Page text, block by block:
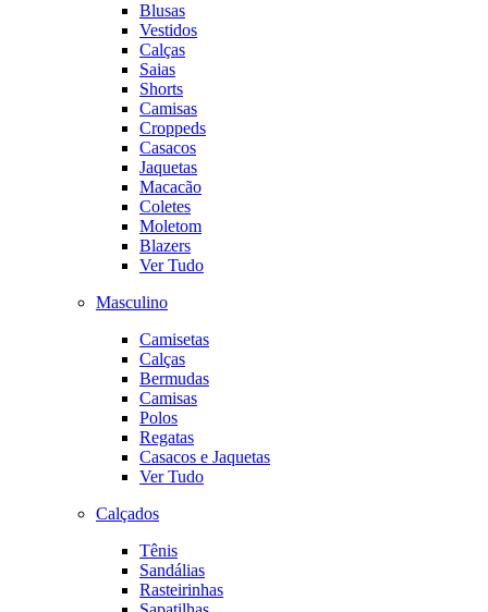
Blusas
Vestidos
Calças
Saias
Shorts
Camisas
Croppeds
Casacos
Jaquetas
Macacão
Coletes
Moletom
Blazers
Ver Tudo
Masculino
Camisetas
Calças
Bermudas
Camisas
Polos
Regatas
Casacos e Jaquetas
Ver Tudo
Calçados
Tênis
Sandálias
Rasteirinhas